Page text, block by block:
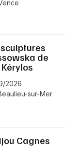
de
2026
sur-Mer
Cagnes